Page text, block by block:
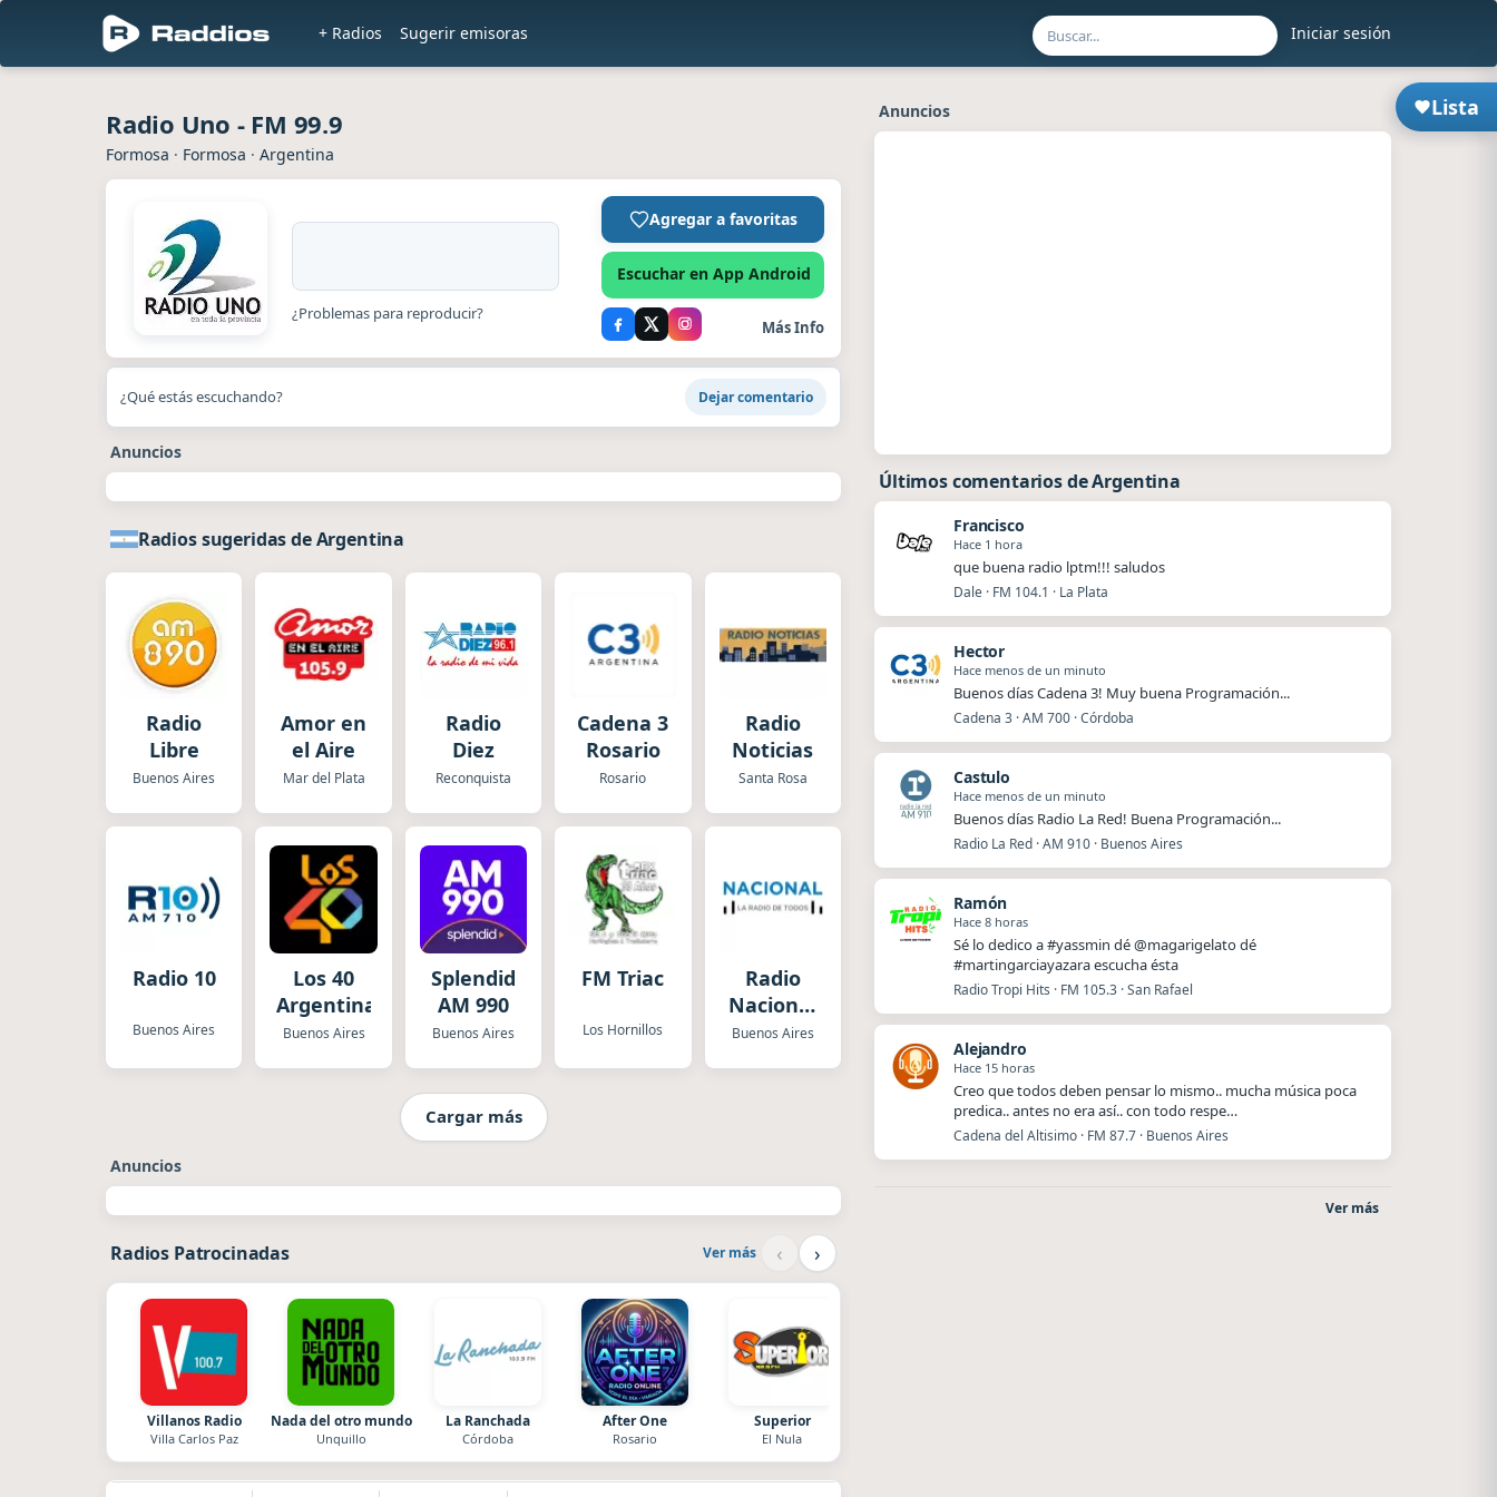
Iniciar sesión
+ Radios Sugerir emisoras
Lista
Radio Uno - FM 99.9
Formosa · Formosa · Argentina
¿Problemas para reproducir?
Agregar a favoritas
Escuchar en App Android
Más Info
¿Qué estás escuchando? Dejar comentario
Anuncios
Radios sugeridas de Argentina
Radio
Libre
Buenos Aires
Amor en
el Aire
Mar del Plata
Radio
Diez
Reconquista
Cadena 3
Rosario
Rosario
Radio
Noticias
Santa Rosa
Radio 10
Buenos Aires
Los 40
Argentina
Buenos Aires
Splendid
AM 990
Buenos Aires
FM Triac
Los Hornillos
Radio
Nacional
Folklórica
Buenos Aires
Cargar más
Anuncios
Radios Patrocinadas Ver más ‹ ›
Villanos Radio
Villa Carlos Paz
Nada del otro mundo
Unquillo
La Ranchada
Córdoba
After One
Rosario
Superior
El Nula
Anuncios
Últimos comentarios de Argentina
Francisco
Hace 1 hora
que buena radio lptm!!! saludos
Dale · FM 104.1 · La Plata
Hector
Hace menos de un minuto
Buenos días Cadena 3! Muy buena Programación...
Cadena 3 · AM 700 · Córdoba
Castulo
Hace menos de un minuto
Buenos días Radio La Red! Buena Programación...
Radio La Red · AM 910 · Buenos Aires
Ramón
Hace 8 horas
Sé lo dedico a #yassmin dé @magarigelato dé
#martingarciayazara escucha ésta
Radio Tropi Hits · FM 105.3 · San Rafael
Alejandro
Hace 15 horas
Creo que todos deben pensar lo mismo.. mucha música poca
predica.. antes no era así.. con todo respe…
Cadena del Altisimo · FM 87.7 · Buenos Aires
Ver más